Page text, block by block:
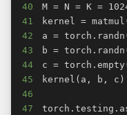
40
41
42
43
44
45
46
47